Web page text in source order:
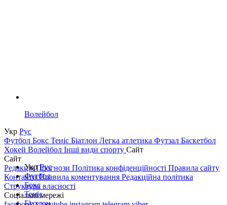
Волейбол
Укр Рус
Футбол Бокс Теніс Біатлон Легка атлетика Футзал Баскетбол
Хокей Волейбол Інші види спорту Сайт
Сайт
РедакціяПрогнози Політика конфіденційності Правила сайту
КонтактиПравила коментування Редакційна політика
Структура власності
Соціальні мережі
УкрРус
Футбол
Бокс
Теніс
Біатлон